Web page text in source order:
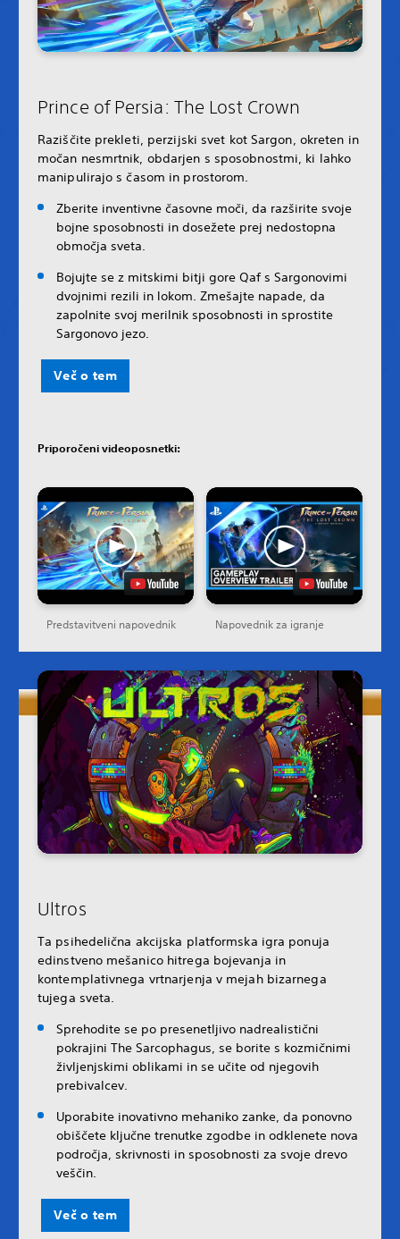
Prince of Persia: The Lost Crown
Raziščite prekleti, perzijski svet kot Sargon, okreten in
močan nesmrtnik, obdarjen s sposobnostmi, ki lahko
manipulirajo s časom in prostorom.
Zberite inventivne časovne moči, da razširite svoje
bojne sposobnosti in dosežete prej nedostopna
območja sveta.
Bojujte se z mitskimi bitji gore Qaf s Sargonovimi
dvojnimi rezili in lokom. Zmešajte napade, da
zapolnite svoj merilnik sposobnosti in sprostite
Sargonovo jezo.
Več o tem
Priporočeni videoposnetki:
Predstavitveni napovednik Napovednik za igranje
Ultros
Ta psihedelična akcijska platformska igra ponuja
edinstveno mešanico hitrega bojevanja in
kontemplativnega vrtnarjenja v mejah bizarnega
tujega sveta.
Sprehodite se po presenetljivo nadrealistični
pokrajini The Sarcophagus, se borite s kozmičnimi
življenjskimi oblikami in se učite od njegovih
prebivalcev.
Uporabite inovativno mehaniko zanke, da ponovno
obiščete ključne trenutke zgodbe in odklenete nova
področja, skrivnosti in sposobnosti za svoje drevo
veščin.
Več o tem